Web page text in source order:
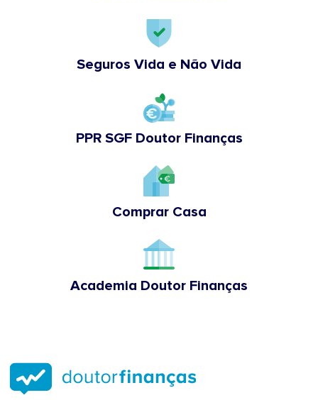
Seguros Vida e Não Vida
PPR SGF Doutor Finanças
Comprar Casa
Academia Doutor Finanças